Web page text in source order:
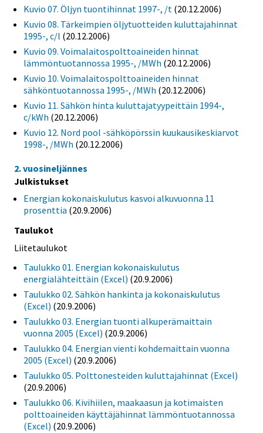
Kuvio 07. Öljyn tuontihinnat 1997-, /t (20.12.2006)
Kuvio 08. Tärkeimpien öljytuotteiden kuluttajahinnat
1995-, c/l (20.12.2006)
Kuvio 09. Voimalaitospolttoaineiden hinnat
lämmöntuotannossa 1995-, /MWh (20.12.2006)
Kuvio 10. Voimalaitospolttoaineiden hinnat
sähköntuotannossa 1995-, /MWh (20.12.2006)
Kuvio 11. Sähkön hinta kuluttajatyypeittäin 1994-,
c/kWh (20.12.2006)
Kuvio 12. Nord pool -sähköpörssin kuukausikeskiarvot
1998-, /MWh (20.12.2006)
2. vuosineljännes
Julkistukset
Energian kokonaiskulutus kasvoi alkuvuonna 11
prosenttia (20.9.2006)
Taulukot
Liitetaulukot
Taulukko 01. Energian kokonaiskulutus
energialähteittäin (Excel) (20.9.2006)
Taulukko 02. Sähkön hankinta ja kokonaiskulutus
(Excel) (20.9.2006)
Taulukko 03. Energian tuonti alkuperämaittain
vuonna 2005 (Excel) (20.9.2006)
Taulukko 04. Energian vienti kohdemaittain vuonna
2005 (Excel) (20.9.2006)
Taulukko 05. Polttonesteiden kuluttajahinnat (Excel)
(20.9.2006)
Taulukko 06. Kivihiilen, maakaasun ja kotimaisten
polttoaineiden käyttäjähinnat lämmöntuotannossa
(Excel) (20.9.2006)